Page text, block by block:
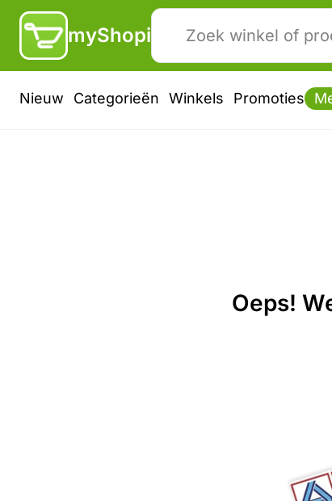
myShopi
Nieuw Categorieën Winkels Promoties
Oeps!